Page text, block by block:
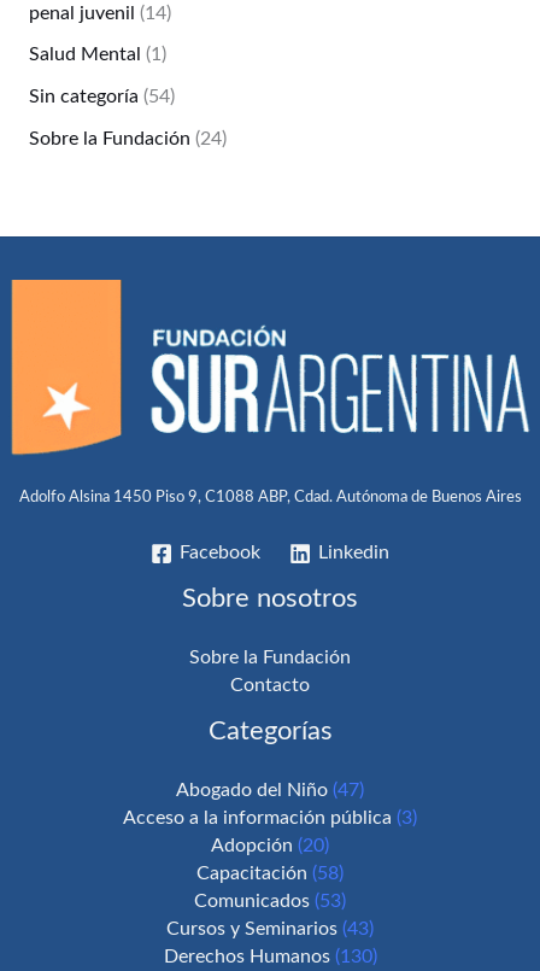
penal juvenil (14)
Salud Mental (1)
Sin categoría (54)
Sobre la Fundación (24)
Adolfo Alsina 1450 Piso 9, C1088 ABP, Cdad. Autónoma de Buenos Aires
Facebook Linkedin
Sobre nosotros
Sobre la Fundación
Contacto
Categorías
Abogado del Niño (47)
Acceso a la información pública (3)
Adopción (20)
Capacitación (58)
Comunicados (53)
Cursos y Seminarios (43)
Derechos Humanos(130)